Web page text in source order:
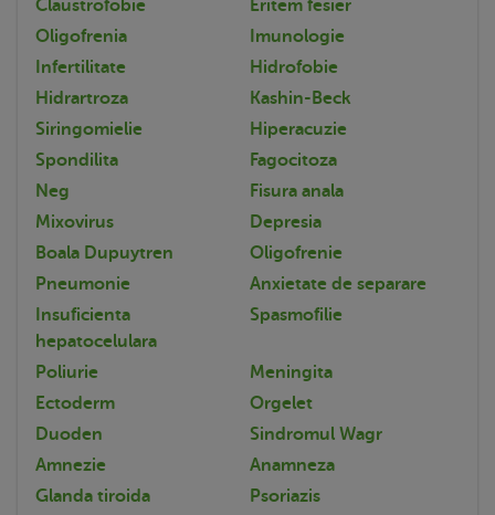
Claustrofobie
Eritem fesier
Oligofrenia
Imunologie
Infertilitate
Hidrofobie
Hidrartroza
Kashin-Beck
Siringomielie
Hiperacuzie
Spondilita
Fagocitoza
Neg
Fisura anala
Mixovirus
Depresia
Boala Dupuytren
Oligofrenie
Pneumonie
Anxietate de separare
Insuficienta
hepatocelulara
Spasmofilie
Poliurie
Meningita
Ectoderm
Orgelet
Duoden
Sindromul Wagr
Amnezie
Anamneza
Glanda tiroida
Psoriazis